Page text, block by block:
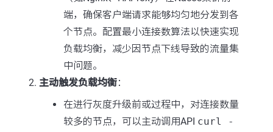
端，确保客户端请求能够均匀地分发到各
个节点。配置最小连接数算法以快速实现
负载均衡，减少因节点下线导致的流量集
中问题。
主动触发负载均衡：
在进行灰度升级前或过程中，对连接数量
较多的节点，可以主动调用API curl -